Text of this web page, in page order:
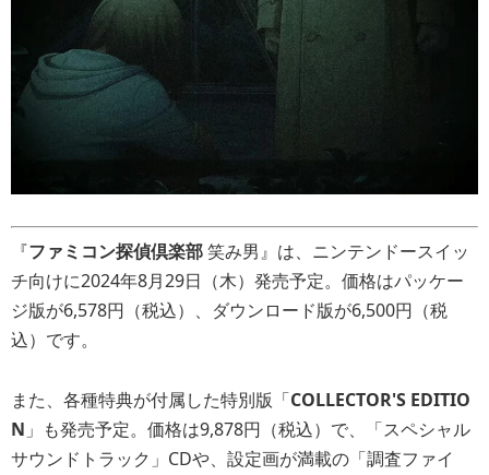
『ファミコン探偵倶楽部笑み男』は、ニンテンドースイッ
チ向けに2024年8月29日（木）発売予定。価格はパッケー
ジ版が6,578円（税込）、ダウンロード版が6,500円（税
込）です。
また、各種特典が付属した特別版「COLLECTOR'S EDITIO
N 」も発売予定。価格は9,878円（税込）で、「スペシャル
サウンドトラック」CDや、設定画が満載の「調査ファイ